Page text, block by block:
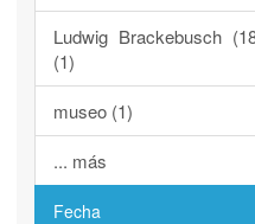
Ludwig Brackebusch
(1)
museo (1)
... más
Fecha